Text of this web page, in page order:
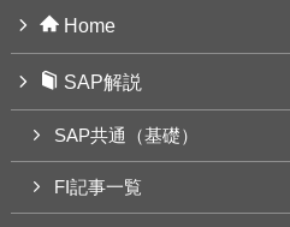
Home
SAP解説
SAP共通（基礎）
FI記事一覧